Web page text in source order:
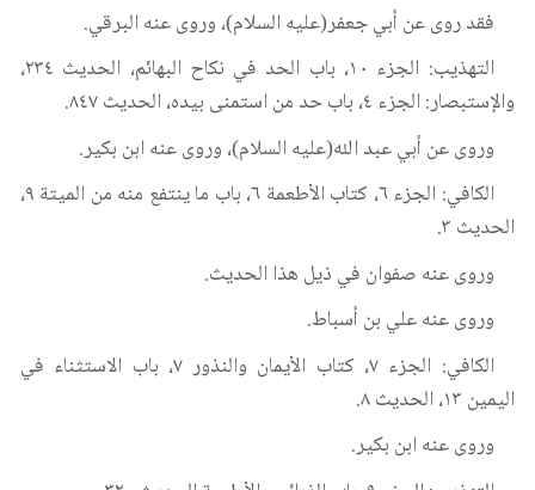
فقد روى عن أبي جعفر(عليه السلام)، وروى عنه البرقي.
التهذيب: الجزء ١٠، باب الحد في نكاح البهائم، الحديث ٢٣٤،
والإستبصار: الجزء ٤، باب حد من استمنى بيده، الحديث ٨٤٧.
وروى عن أبي عبد الله(عليه السلام)، وروى عنه ابن بكير.
الكافي: الجزء ٦، كتاب الأطعمة ٦، باب ما ينتفع منه من الميتة ٩،
الحديث ٣.
وروى عنه صفوان في ذيل هذا الحديث.
وروى عنه علي بن أسباط.
الكافي: الجزء ٧، كتاب الأيمان والنذور ٧، باب الاستثناء في
اليمين ١٣، الحديث ٨.
وروى عنه ابن بكير.